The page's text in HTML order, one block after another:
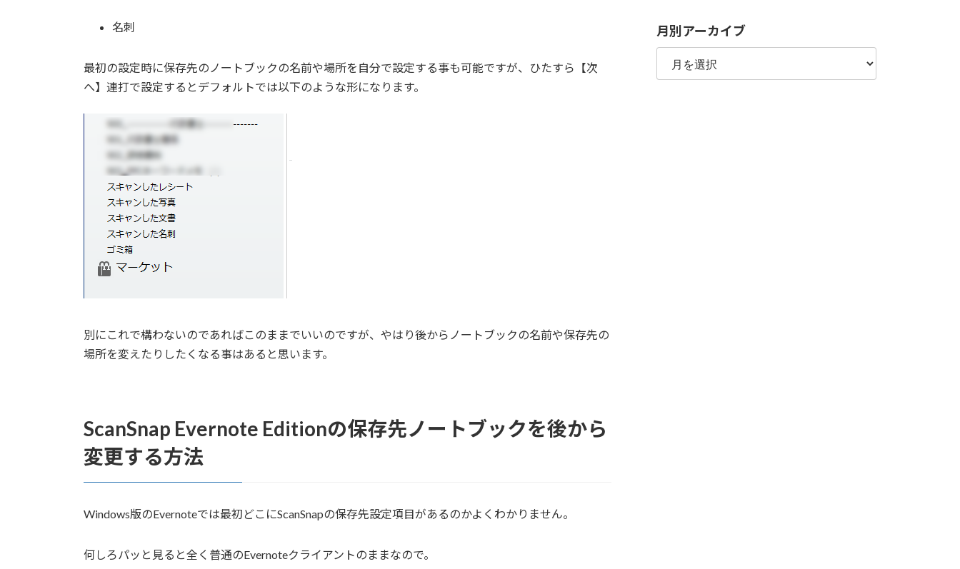
名刺
最初の設定時に保存先のノートブックの名前や場所を自分で設定する事も可能ですが、ひたすら【次
へ】連打で設定するとデフォルトでは以下のような形になります。
別にこれで構わないのであればこのままでいいのですが、やはり後からノートブックの名前や保存先の
場所を変えたりしたくなる事はあると思います。
ScanSnap Evernote Editionの保存先ノートブックを後から
変更する方法
Windows版のEvernoteでは最初どこにScanSnapの保存先設定項目があるのかよくわかりません。
何しろパッと見ると全く普通のEvernoteクライアントのままなので。
月別アーカイブ
月
ア